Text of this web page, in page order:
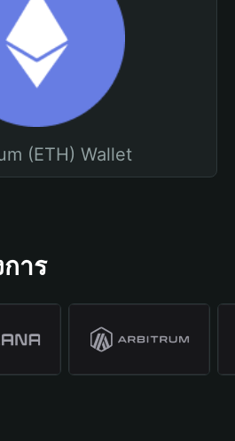
(ETH) Wallet
าร